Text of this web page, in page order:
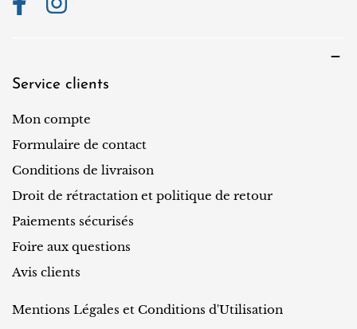
Service clients
Mon compte
Formulaire de contact
Conditions de livraison
Droit de rétractation et politique de retour
Paiements sécurisés
Foire aux questions
Avis clients
Mentions Légales et Conditions d'Utilisation